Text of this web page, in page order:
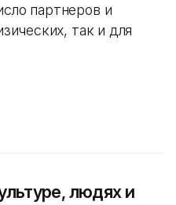
партнеров и
так и для
людях и